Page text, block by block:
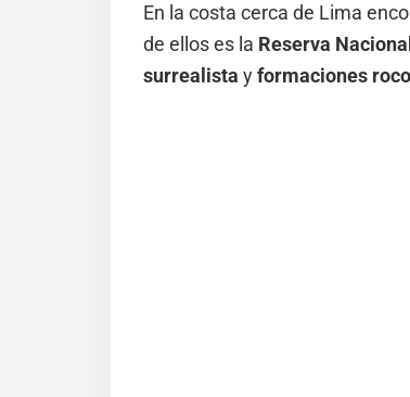
En la costa cerca de Lima
de ellos es la Reserva
surrealista yformaciones